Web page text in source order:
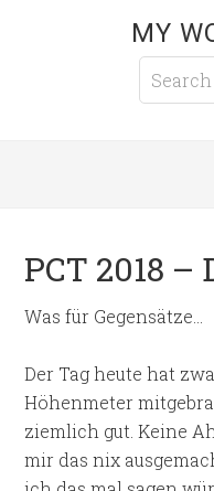
MY
PCT 2018 –
Was für Gegensätze…
Der Tag heute hat
Höhenmeter
ziemlich gut. Keine
mir das nix